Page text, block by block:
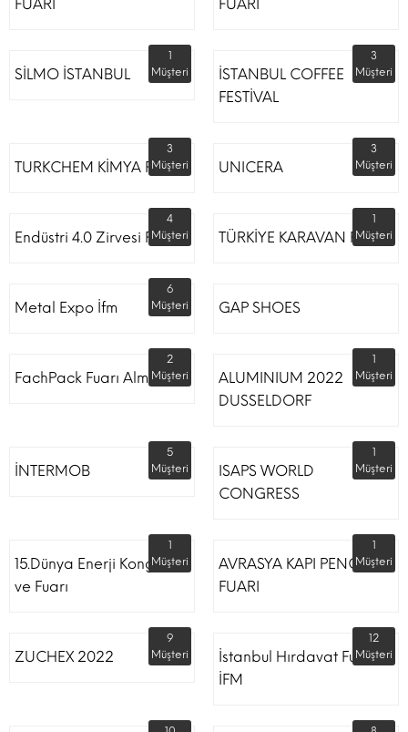
FUARI FUARI
SİLMO İSTANBUL
1
Müşteri
İSTANBUL COFFEE
FESTİVAL
3
Müşteri
TURKCHEM KİMYA FUARI
3
Müşteri
UNICERA
3
Müşteri
Endüstri 4.0 Zirvesi Fuarı
4
Müşteri
TÜRKİYE KARAVAN FUARI
1
Müşteri
Metal Expo İfm
6
Müşteri
GAP SHOES
FachPack Fuarı Almanya
2
Müşteri
ALUMINIUM 2022
DUSSELDORF
1
Müşteri
İNTERMOB
5
Müşteri
ISAPS WORLD
CONGRESS
1
Müşteri
15.Dünya Enerji Kongresi
ve Fuarı
1
Müşteri
AVRASYA KAPI PENCERE
FUARI
1
Müşteri
ZUCHEX 2022
9
Müşteri
İstanbul Hırdavat Fuarı
İFM
12
Müşteri